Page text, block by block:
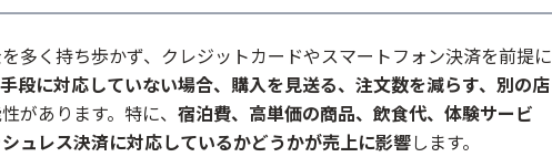
多く持ち歩かず、クレジットカードやスマートフォン決済を前提に
段に対応していない場合、購入を見送る、注文数を減らす、別の店
があります。特に、 宿泊費、高単価の商品、飲食代、体験サービ
ュレス決済に対応しているかどうかが売上に影響します。